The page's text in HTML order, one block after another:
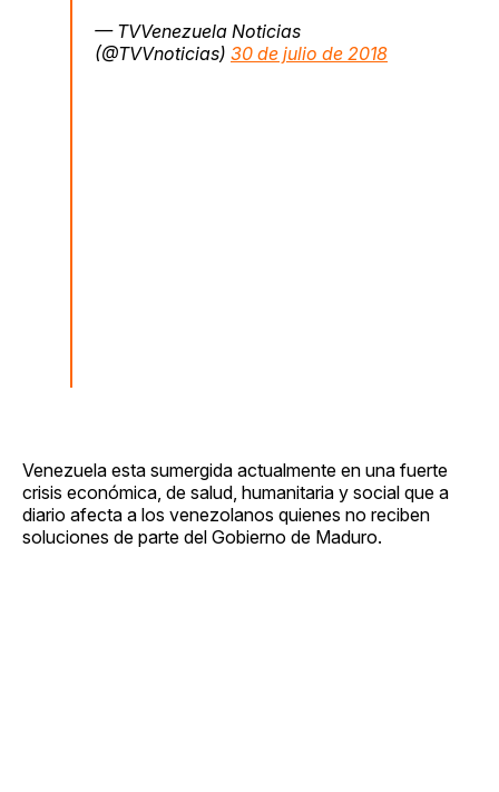
— TVVenezuela Noticias
(@TVVnoticias) 30 de julio de 2018
Venezuela esta sumergida actualmente en una fuerte
crisis económica, de salud, humanitaria y social que a
diario afecta a los venezolanos quienes no reciben
soluciones de parte del Gobierno de Maduro.